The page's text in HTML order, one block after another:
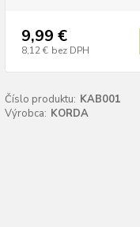
9,99 €
8,12 € bez DPH
Číslo produktu: KAB001
Výrobca: KORDA